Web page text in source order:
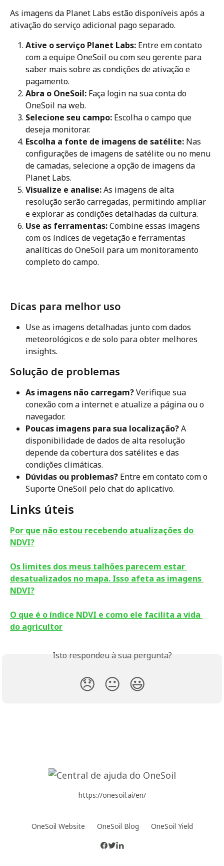
As imagens da Planet Labs estão disponíveis após a
ativação do serviço adicional pago separado.
Ative o serviço Planet Labs: Entre em contato
com a equipe OneSoil ou com seu gerente para
saber mais sobre as condições de ativação e
pagamento.
Abra o OneSoil: Faça login na sua conta do
OneSoil na web.
Selecione seu campo: Escolha o campo que
deseja monitorar.
Escolha a fonte de imagens de satélite: Nas
configurações de imagens de satélite ou no menu
de camadas, selecione a opção de imagens da
Planet Labs.
Visualize e analise: As imagens de alta
resolução serão carregadas, permitindo ampliar
e explorar as condições detalhadas da cultura.
Use as ferramentas: Combine essas imagens
com os índices de vegetação e ferramentas
analíticas do OneSoil para um monitoramento
completo do campo.
Dicas para melhor uso
Use as imagens detalhadas junto com dados
meteorológicos e de solo para obter melhores
insights.
Solução de problemas
As imagens não carregam? Verifique sua
conexão com a internet e atualize a página ou o
navegador.
Poucas imagens para sua localização? A
disponibilidade de dados de alta resolução
depende da cobertura dos satélites e das
condições climáticas.
Dúvidas ou problemas? Entre em contato com o
Suporte OneSoil pelo chat do aplicativo.
Links úteis
Por que não estou recebendo atualizações do
NDVI?
Os limites dos meus talhões parecem estar
desatualizados no mapa. Isso afeta as imagens
NDVI?
O que é o índice NDVI e como ele facilita a vida
do agricultor
Isto respondeu à sua pergunta?
😞 😐 😃
https://onesoil.ai/en/
OneSoil Website OneSoil Blog OneSoil Yield